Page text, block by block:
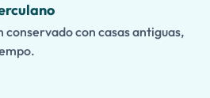
con casas antiguas,